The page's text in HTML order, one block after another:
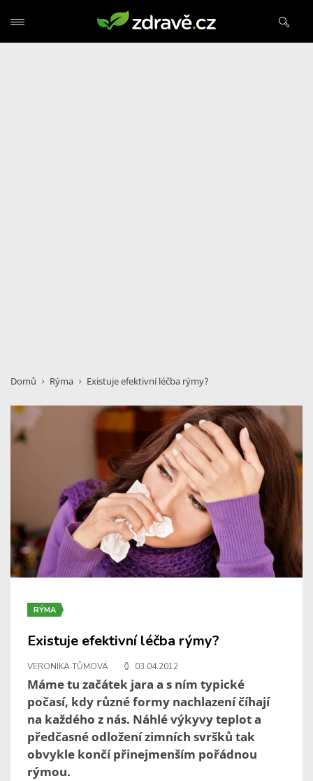
Domů Rýma Existuje efektivní léčba rýmy?
RÝMA
Existuje efektivní léčba rýmy?
VERONIKA TŮMOVÁ 03.04.2012
Máme tu začátek jara a s ním typické
počasí, kdy různé formy nachlazení číhají
na každého z nás. Náhlé výkyvy teplot a
předčasné odložení zimních svršků tak
obvykle končí přinejmenším pořádnou
rýmou.